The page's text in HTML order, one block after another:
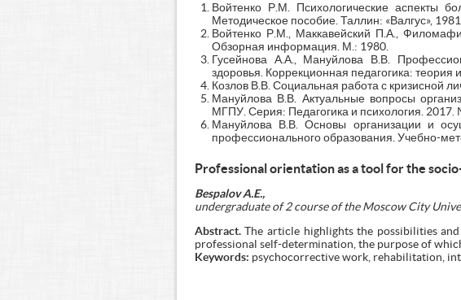
Войтенко Р.М. Психологические аспекты
Методическое пособие. Таллин: «Валгус»,
Войтенко Р.М., Маккавейский П.А.,
Обзорная информация. М.: 1980.
Гусейнова А.А., Мануйлова В.В.
здоровья. Коррекционная педагогика: теория
Козлов В.В. Социальная работа с кризисной
Мануйлова В.В. Актуальные вопросы
МГПУ. Серия: Педагогика и психология. 2017.
Мануйлова В.В. Основы организации и
профессионального образования. Учебно-
Professional orientation as a tool for the
Bespalov A.E.,
undergraduate of 2 course of the Moscow City
Abstract.The article highlights the possibilities
professional self-determination, the purpose of
Keywords: psychocorrective work, rehabilitation,